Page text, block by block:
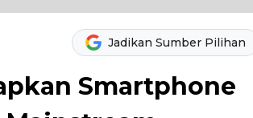
Jadikan Sumber Pilihan
Smartphone